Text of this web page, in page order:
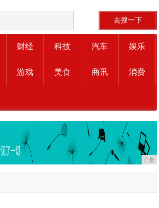
去搜一下
财经 科技 汽车 娱乐
游戏 美食 商讯 消费
广告